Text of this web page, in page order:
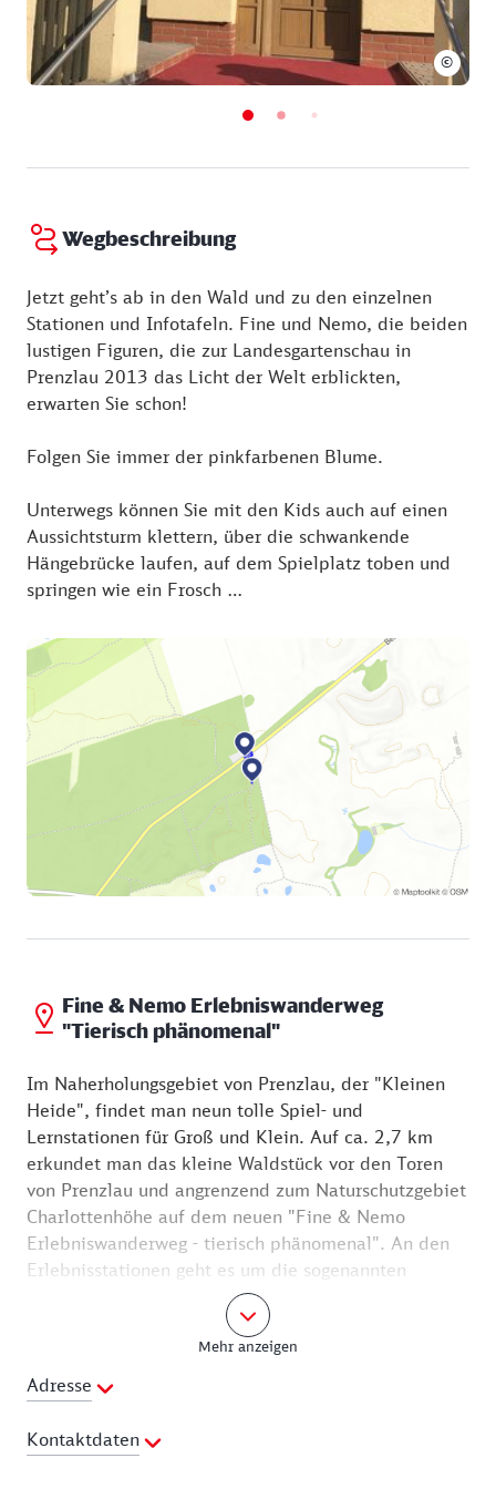
©
Wegbeschreibung
Jetzt geht’s ab in den Wald und zu den einzelnen
Stationen und Infotafeln. Fine und Nemo, die beiden
lustigen Figuren, die zur Landesgartenschau in
Prenzlau 2013 das Licht der Welt erblickten,
erwarten Sie schon!
Folgen Sie immer der pinkfarbenen Blume.
Unterwegs können Sie mit den Kids auch auf einen
Aussichtsturm klettern, über die schwankende
Hängebrücke laufen, auf dem Spielplatz toben und
springen wie ein Frosch …
Fine & Nemo Erlebniswanderweg
"Tierisch phänomenal"
Im Naherholungsgebiet von Prenzlau, der "Kleinen
Heide", findet man neun tolle Spiel- und
Lernstationen für Groß und Klein. Auf ca. 2,7 km
erkundet man das kleine Waldstück vor den Toren
von Prenzlau und angrenzend zum Naturschutzgebiet
Charlottenhöhe auf dem neuen "Fine & Nemo
Erlebniswanderweg - tierisch phänomenal". An den
Erlebnisstationen geht es um die sogenannten
Megasinne der Waldbewohner in den verschiedenen
Ebenen und Lebensorten des Waldes. Dort erfährt
bzw. entdeckt man beim Ausprobieren Spannendes
über die Bewohner des Waldes und ihre
"Supersinne". Neben den Mit-Mach-Stationen findet
man natürlich auch zahlreiche Rast- und
Aussichtsplätze im gesamten Gebiet. Die
Mehr anzeigen
Adresse
Kontaktdaten